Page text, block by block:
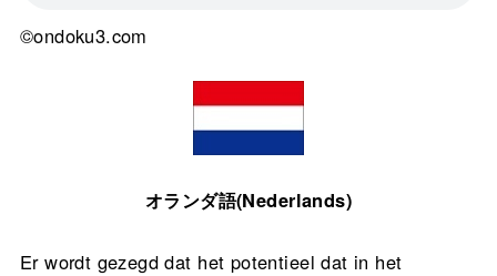
©ondoku3.com
オランダ語(Nederlands)
Er wordt gezegd dat het potentieel dat in het